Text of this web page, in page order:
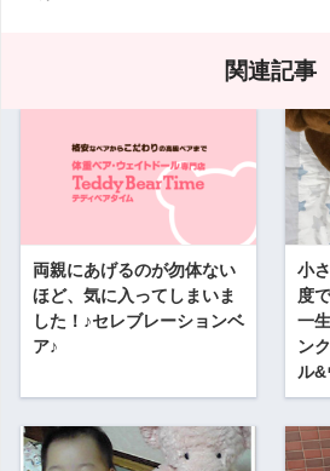
関連記事
両親にあげるのが勿体ない
ほど、気に入ってしまいま
した！♪セレブレーションベ
ア♪
小
度
一
ン
ル&